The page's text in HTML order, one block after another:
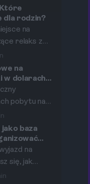
na odkrycie.
po jego
mant.
dla rodzin?
na
relaks z
Ten
oferują
dla rodzin,
tutaj
całą
na
w dolarach
pobytu na
oraz
jako baza
wyspy?
na
się, jak